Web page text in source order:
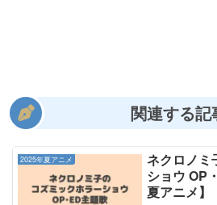
関連する記
2025年夏アニメ
ネクロノミ
ショウ OP
夏アニメ】